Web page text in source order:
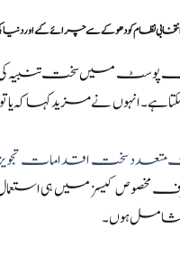
نظام کو دھوکے سے چرائے گئے اور دنیا
پوسٹ میں سخت تنبیہ کی
انہوں نے مزید کہا کہ یا
سخت اقدامات تجویز
مخصوص کیسز میں ہی
شامل ہوں۔